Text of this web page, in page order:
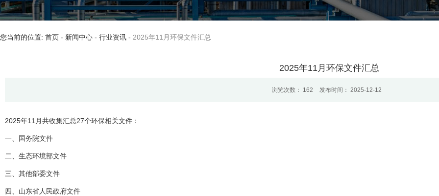
您当前的位置: 首页 - 新闻中心 - 行业资讯 - 2025年11月环保文件汇总
2025年11月环保文件汇总
浏览次数： 162 发布时间： 2025-12-12
2025年11月共收集汇总27个环保相关文件：
一、国务院文件
二、生态环境部文件
三、其他部委文件
四、山东省人民政府文件